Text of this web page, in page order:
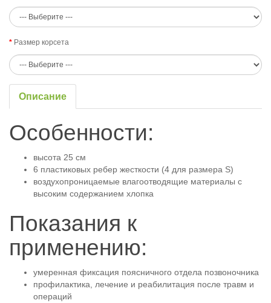
Размер корсета
Описание
Особенности:
высота 25 см
6 пластиковых ребер жесткости (4 для размера S)
воздухопроницаемые влагоотводящие материалы с
высоким содержанием хлопка
Показания к
применению:
умеренная фиксация поясничного отдела позвоночника
профилактика, лечение и реабилитация после травм и
операций